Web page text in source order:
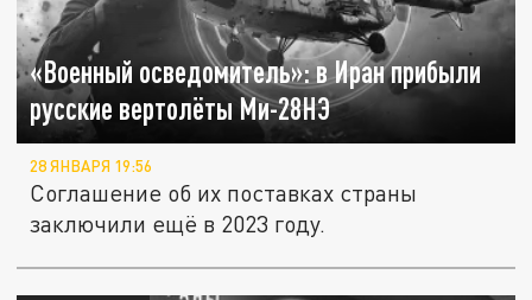
«Военный осведомитель»: в Иран прибыли
русские вертолёты Ми-28НЭ
28 ЯНВАРЯ 19:56
Соглашение об их поставках страны
заключили ещё в 2023 году.